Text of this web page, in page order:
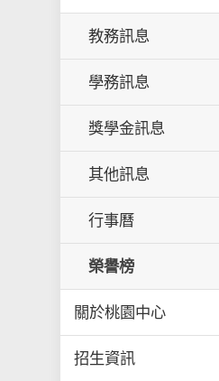
教務訊息
學務訊息
獎學金訊息
其他訊息
行事曆
榮譽榜
關於桃園中心
招生資訊